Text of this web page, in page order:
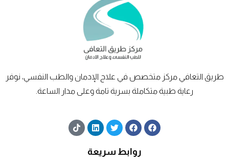
طريقالتعافي
مركز متخصص في علاج الإدمان والطب النفسي، نوفر
رعاية طبية متكاملة بسرية تامة وعلى مدار الساعة.
F
a
F
a
e
b
T
w
t
L
i
k
e
T
i
روابط سريعة